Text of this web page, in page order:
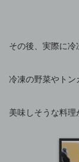
その後、実際に冷
冷凍の野菜やトン
美味しそうな料理